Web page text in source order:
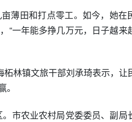
薄田和打点零工。如今，她在
“一年能多挣几万元，日子越来
林镇文旅干部刘承琦表示，让
。市农业农村局党委委员、副局